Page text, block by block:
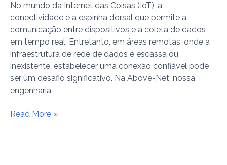
No mundo da Internet das Coisas (IoT), a
conectividade é a espinha dorsal que permite a
comunicação entre dispositivos e a coleta de dados
em tempo real. Entretanto, em áreas remotas, onde a
infraestrutura de rede de dados é escassa ou
inexistente, estabelecer uma conexão confiável pode
ser um desafio significativo. Na Above-Net, nossa
engenharia,
Read More »